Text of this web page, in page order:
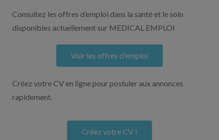
Consultez les offres d’emploi dans la santé et le soin
disponibles actuellement sur MEDICAL EMPLOI
Voir les offres d'emploi
Créez votre CV en ligne pour postuler aux annonces
rapidement.
Créez votre CV !